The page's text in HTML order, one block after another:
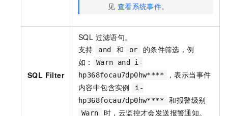
见 查看系统事件。
SQL Filter
SQL 过滤语句。
支持
and 和 or
的条件筛选，例
如：
Warn and i-
hp368focau7dp0hw****
，表示当事件
内容中包含实例
i-
hp368focau7dp0hw****
和报警级别
Warn 时，云监控才会发送报警通知。